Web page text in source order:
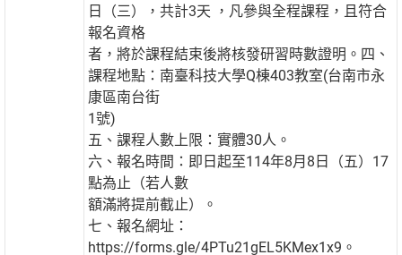
日（三），共計3天 ，凡參與全程課程，且符合
報名資格
者，將於課程結束後將核發研習時數證明。四、
課程地點：南臺科技大學Q棟403教室(台南市永
康區南台街
1號)
五、課程人數上限：實體30人。
六、報名時間：即日起至114年8月8日（五）17
點為止（若人數
額滿將提前截止）。
七、報名網址：
https://forms.gle/4PTu21gEL5KMex1x9。